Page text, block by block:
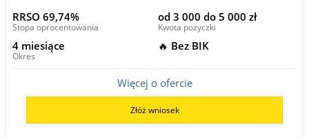
RRSO 69,74%
Stopa oprocentowania
od 3 000 do 5 000 zł
Kwota pożyczki
4 miesiące
Okres
🔥 Bez BIK
Więcej o ofercie
Złóż wniosek